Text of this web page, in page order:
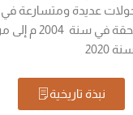
تحولات عديدة ومتسارعة
والبيداغوجية، فمِنْ
نبذة تاريخية